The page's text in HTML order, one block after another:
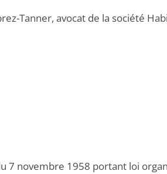
Tanner, avocat de la société
7 novembre 1958 portant loi